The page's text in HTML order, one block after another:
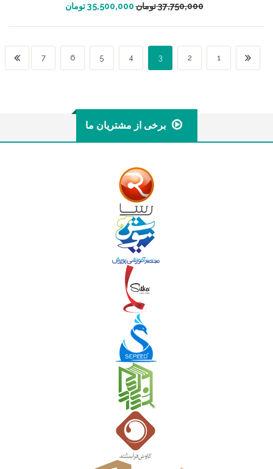
37,750,000تومان 35,500,000 تومان افزودن به سبد خرید
1
2
3
4
5
6
7
برخی از مشتریان ما